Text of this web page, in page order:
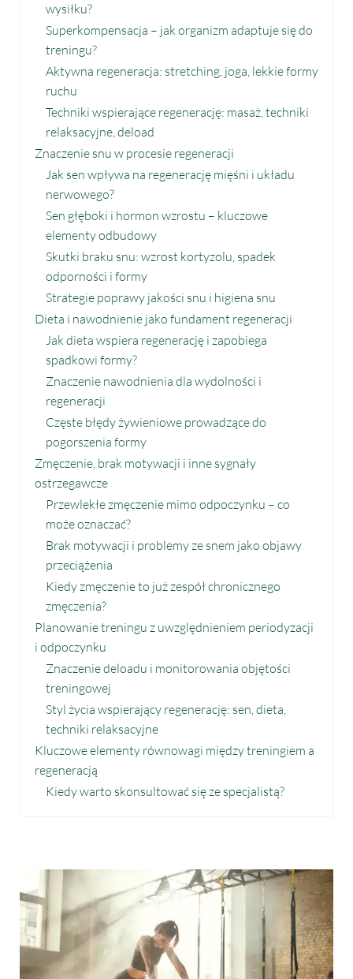
wysiłku?
Superkompensacja – jak organizm adaptuje się do
treningu?
Aktywna regeneracja: stretching, joga, lekkie formy
ruchu
Techniki wspierające regenerację: masaż, techniki
relaksacyjne, deload
Znaczenie snu w procesie regeneracji
Jak sen wpływa na regenerację mięśni i układu
nerwowego?
Sen głęboki i hormon wzrostu – kluczowe
elementy odbudowy
Skutki braku snu: wzrost kortyzolu, spadek
odporności i formy
Strategie poprawy jakości snu i higiena snu
Dieta i nawodnienie jako fundament regeneracji
Jak dieta wspiera regenerację i zapobiega
spadkowi formy?
Znaczenie nawodnienia dla wydolności i
regeneracji
Częste błędy żywieniowe prowadzące do
pogorszenia formy
Zmęczenie, brak motywacji i inne sygnały
ostrzegawcze
Przewlekłe zmęczenie mimo odpoczynku – co
może oznaczać?
Brak motywacji i problemy ze snem jako objawy
przeciążenia
Kiedy zmęczenie to już zespół chronicznego
zmęczenia?
Planowanie treningu z uwzględnieniem periodyzacji
i odpoczynku
Znaczenie deloadu i monitorowania objętości
treningowej
Styl życia wspierający regenerację: sen, dieta,
techniki relaksacyjne
Kluczowe elementy równowagi między treningiem a
regeneracją
Kiedy warto skonsultować się ze specjalistą?